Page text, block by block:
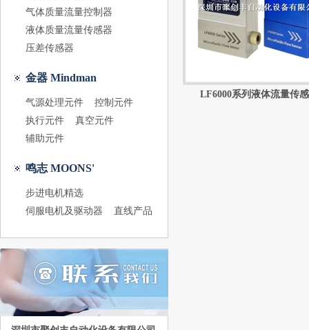
气体质量流量控制器
液体质量流量传感器
压差传感器
金器 Mindman
气源处理元件
控制元件
执行元件
真空元件
辅助元件
鸣志 MOONS'
步进电机精选
伺服电机及驱动器
直线产品
LF6000系列液体流量传